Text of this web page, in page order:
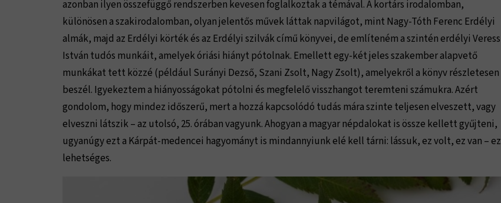
azonban ilyen összefüggő rendszerben kevesen foglalkoztak a témával. A kortárs irodalomban,
különösen a szakirodalomban, olyan jelentős művek láttak napvilágot, mint Nagy-Tóth Ferenc Erdélyi
almák, majd az Erdélyi körték és az Erdélyi szilvák című könyvei, de említeném a szintén erdélyi Veress
István tudós munkáit, amelyek óriási hiányt pótolnak. Emellett egy-két jeles szakember alapvető
munkákat tett közzé (például Surányi Dezső, Szani Zsolt, Nagy Zsolt), amelyekről a könyv részletesen
beszél. Igyekeztem a hiányosságokat pótolni és megfelelő visszhangot teremteni számukra. Azért
gondolom, hogy mindez időszerű, mert a hozzá kapcsolódó tudás mára szinte teljesen elveszett, vagy
elveszni látszik – az utolsó, 25. órában vagyunk. Ahogyan a magyar népdalokat is össze kellett gyűjteni,
ugyanúgy ezt a Kárpát-medencei hagyományt is mindannyiunk elé kell tárni: lássuk, ez volt, ez van – ez
lehetséges.